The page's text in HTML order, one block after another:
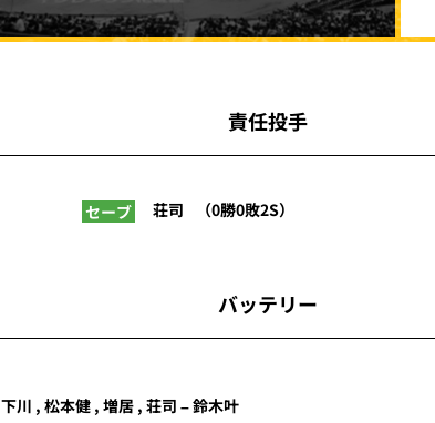
責任投手
セーブ 荘司 （0勝0敗2S）
バッテリー
下川 , 松本健 , 増居 , 荘司 – 鈴木叶